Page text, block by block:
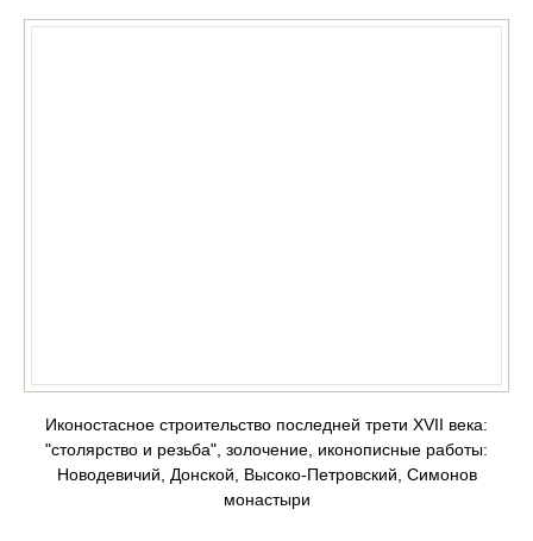
Иконостасное строительство последней трети XVII века:
"столярство и резьба", золочение, иконописные работы:
Новодевичий, Донской, Высоко-Петровский, Симонов
монастыри